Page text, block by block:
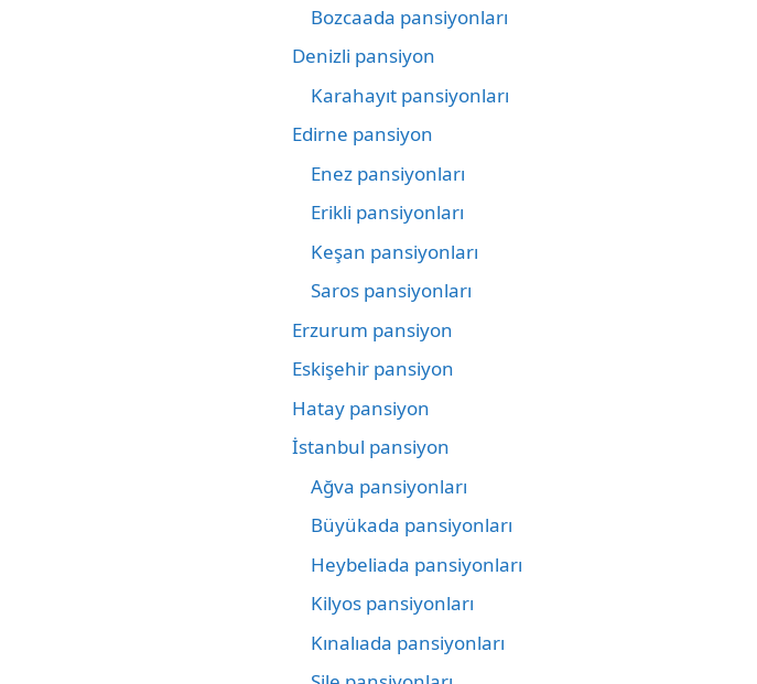
Bozcaada pansiyonları
Denizli pansiyon
Karahayıt pansiyonları
Edirne pansiyon
Enez pansiyonları
Erikli pansiyonları
Keşan pansiyonları
Saros pansiyonları
Erzurum pansiyon
Eskişehir pansiyon
Hatay pansiyon
İstanbul pansiyon
Ağva pansiyonları
Büyükada pansiyonları
Heybeliada pansiyonları
Kilyos pansiyonları
Kınalıada pansiyonları